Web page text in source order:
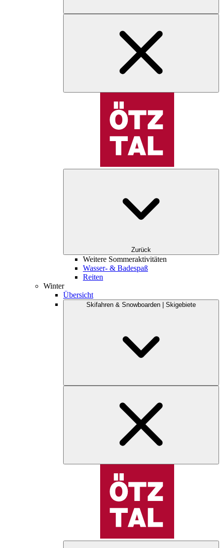
Zurück
Weitere Sommeraktivitäten
Wasser- & Badespaß
Reiten
Winter
Übersicht
Skifahren & Snowboarden | Skigebiete